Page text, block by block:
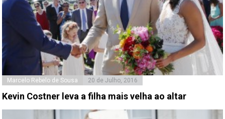
Marcelo Rebelo de Sousa 20 de Julho, 2016
Kevin Costner leva a filha mais velha ao altar